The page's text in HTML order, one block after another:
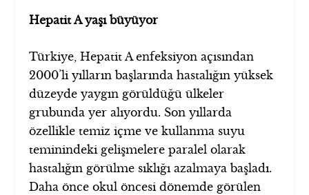
Hepatit A yaşı büyüyor
Türkiye, Hepatit A enfeksiyon açısından
2000’li yılların başlarında hastalığın yüksek
düzeyde yaygın görüldüğü ülkeler
grubunda yer alıyordu. Son yıllarda
özellikle temiz içme ve kullanma suyu
teminindeki gelişmelere paralel olarak
hastalığın görülme sıklığı azalmaya başladı.
Daha önce okul öncesi dönemde görülen